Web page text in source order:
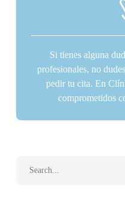
Si tienes alguna
profesionales, no
pedir tu cita. En
comprometidos